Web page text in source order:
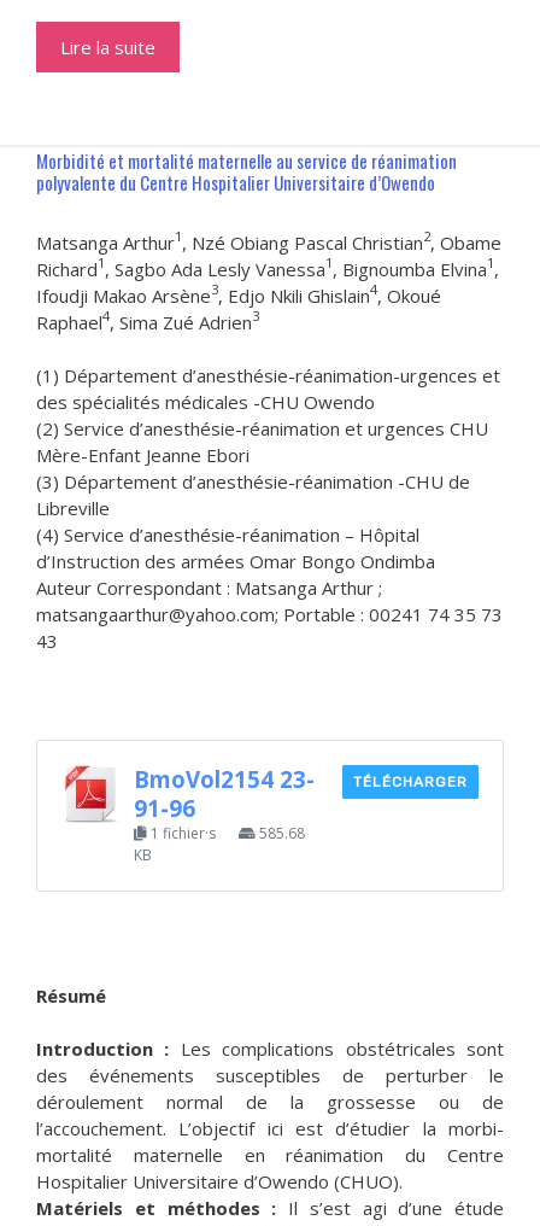
Lire la suite
Morbidité et mortalité maternelle au service de réanimation
polyvalente du Centre Hospitalier Universitaire d’Owendo
Matsanga Arthur1 , Nzé Obiang Pascal Christian2, Obame
Richard1 , Sagbo Ada Lesly Vanessa1 , Bignoumba Elvina1 ,
Ifoudji Makao Arsène3, Edjo Nkili Ghislain4, Okoué
Raphael4, Sima Zué Adrien3
(1) Département d’anesthésie-réanimation-urgences et
des spécialités médicales -CHU Owendo
(2) Service d’anesthésie-réanimation et urgences CHU
Mère-Enfant Jeanne Ebori
(3) Département d’anesthésie-réanimation -CHU de
Libreville
(4) Service d’anesthésie-réanimation – Hôpital
d’Instruction des armées Omar Bongo Ondimba
Auteur Correspondant : Matsanga Arthur ;
matsangaarthur@yahoo.com; Portable : 00241 74 35 73
43
BmoVol2154 23-
91-96
1 fichier·s
585.68
KB
TÉLÉCHARGER
Résumé
Introduction : Les complications obstétricales sont
des événements susceptibles de perturber le
déroulement normal de la grossesse ou de
l’accouchement. L’objectif ici est d’étudier la morbi-
mortalité maternelle en réanimation du Centre
Hospitalier Universitaire d’Owendo (CHUO).
Matériels et méthodes : Il s’est agi d’une étude